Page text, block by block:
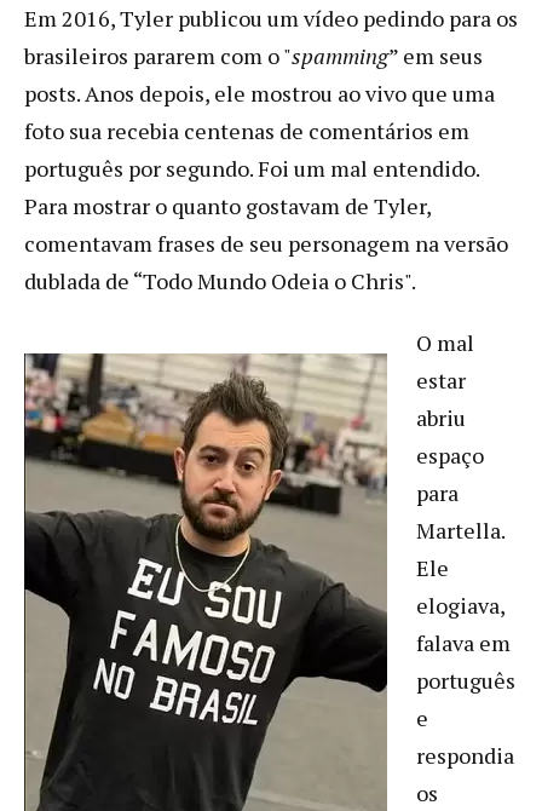
Em 2016, Tyler publicou um vídeo pedindo para os
brasileiros pararem com o "spamming” em seus
posts. Anos depois, ele mostrou ao vivo que uma
foto sua recebia centenas de comentários em
português por segundo. Foi um mal entendido.
Para mostrar o quanto gostavam de Tyler,
comentavam frases de seu personagem na versão
dublada de “Todo Mundo Odeia o Chris".
O mal
estar
abriu
espaço
para
Martella.
Ele
elogiava,
falava em
português
e
respondia
os